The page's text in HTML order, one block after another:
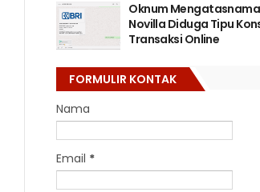
Oknum
Novilla Diduga Tipu
Transaksi Online
FORMULIR KONTAK
Nama
Email *